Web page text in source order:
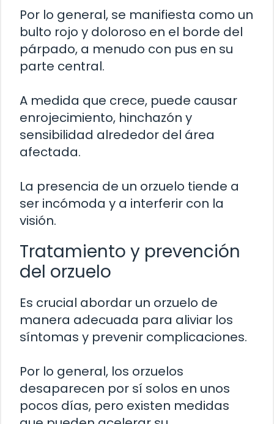
Por lo general, se manifiesta como un
bulto rojo y doloroso en el borde del
párpado, a menudo con pus en su
parte central.
A medida que crece, puede causar
enrojecimiento, hinchazón y
sensibilidad alrededor del área
afectada.
La presencia de un orzuelo tiende a
ser incómoda y a interferir con la
visión.
Tratamiento y prevención
del orzuelo
Es crucial abordar un orzuelo de
manera adecuada para aliviar los
síntomas y prevenir complicaciones.
Por lo general, los orzuelos
desaparecen por sí solos en unos
pocos días, pero existen medidas